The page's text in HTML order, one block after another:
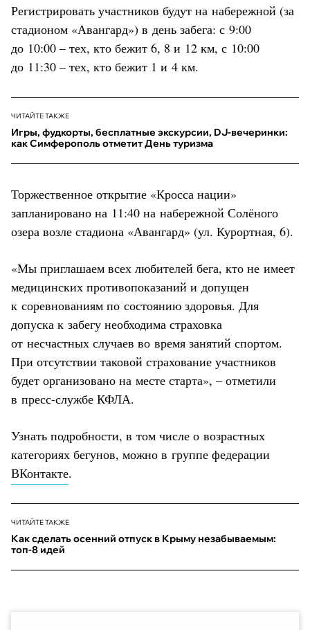
Регистрировать участников будут на набережной (за
стадионом «Авангард») в день забега: с 9:00
до 10:00 – тех, кто бежит 6, 8 и 12 км, с 10:00
до 11:30 – тех, кто бежит 1 и 4 км.
ЧИТАЙТЕ ТАКЖЕ
Игры, фудкорты, бесплатные экскурсии, DJ-вечеринки:
как Симферополь отметит День туризма
Торжественное открытие «Кросса нации»
запланировано на 11:40 на набережной Солёного
озера возле стадиона «Авангард» (ул. Курортная, 6).
«Мы приглашаем всех любителей бега, кто не имеет
медицинских противопоказаний и допущен
к соревнованиям по состоянию здоровья. Для
допуска к забегу необходима страховка
от несчастных случаев во время занятий спортом.
При отсутствии таковой страхование участников
будет организовано на месте старта», – отметили
в пресс-службе КФЛА.
Узнать подробности, в том числе о возрастных
категориях бегунов, можно в группе федерации
ВКонтакте.
ЧИТАЙТЕ ТАКЖЕ
Как сделать осенний отпуск в Крыму незабываемым:
топ-8 идей